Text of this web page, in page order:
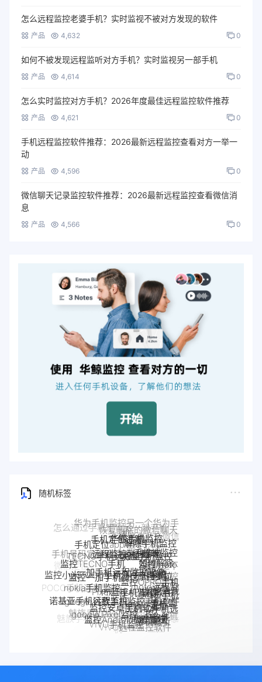
怎么远程监控老婆手机？实时监视不被对方发现的软件
产品 4,632 0
如何不被发现远程监听对方手机？实时监视另一部手机
产品 4,614 0
怎么实时监控对方手机？2026年度最佳远程监控软件推荐
产品 4,621 0
手机远程监控软件推荐：2026最新远程监控查看对方一举一
动
产品 4,596 0
微信聊天记录监控软件推荐：2026最新远程监控查看微信消
息
产品 4,566 0
随机标签
手机号码定位追踪
手机定位app
手机定位追踪
华鲸手机监控
解除手机监控
监听
手机被监控
如何解除
手机是不
是被监控
了
手机被别人
监控了怎么
解除
iPhone苹果手机监控
小米POCO远程控制
POCO手机远程监控
监控小米POCO手机
监控TECNO手机
TECNO手机远程监控
远程监控联想手机
联想手机监控
监控moto
手机
摩托罗拉
moto远程监
控
监控真我
手机软件
真我手机远程
监控别人手机
realme手机
监控
怎么远程监控中兴
中兴myos手机监控
魅族手机怎么远程监控另一台手
机
魅族手机监控
诺基亚手机远程监控
nokia手机监控
监控一加手机微信
一加手机远程监控软件
一加手机监控
监控OPPO手机
软件
OPPO手机
定位
OPPO手机远
程监控
手机窃听
VIVO远程监控软件
VIVO手机监控
google Pixel监控
google谷歌手机监控
Pixel监控APP
Pixel手机监控软件
google手机监
控
Android软件
监控Android微信聊天
监控安卓手机软件